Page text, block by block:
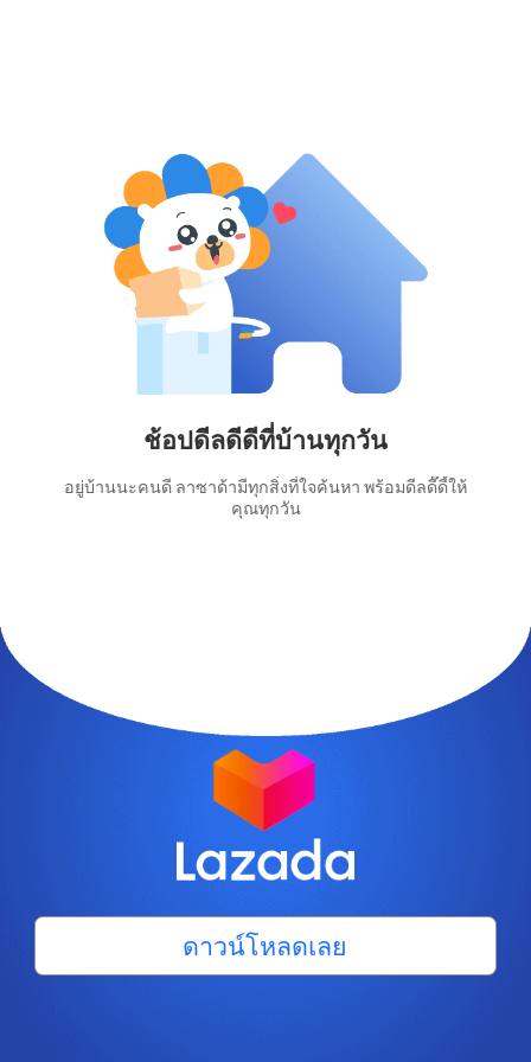
ช้อปดีลดีดีที่บ้านทุกวัน
อยู่บ้านนะคนดี ลาซาด้ามีทุกสิ่งที่ใจค้นหา พร้อมดีลดี๊ดี้ให้
คุณทุกวัน
ดาวน์โหลดเลย